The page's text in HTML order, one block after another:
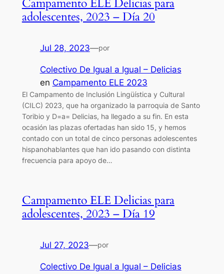
Campamento ELE Delicias para
adolescentes, 2023 – Día 20
Jul 28, 2023—por
Colectivo De Igual a Igual – Delicias
en Campamento ELE 2023
El Campamento de Inclusión Lingüística y Cultural
(CILC) 2023, que ha organizado la parroquia de Santo
Toribio y D=a= Delicias, ha llegado a su fin. En esta
ocasión las plazas ofertadas han sido 15, y hemos
contado con un total de cinco personas adolescentes
hispanohablantes que han ido pasando con distinta
frecuencia para apoyo de…
Campamento ELE Delicias para
adolescentes, 2023 – Día 19
Jul 27, 2023—por
Colectivo De Igual a Igual – Delicias